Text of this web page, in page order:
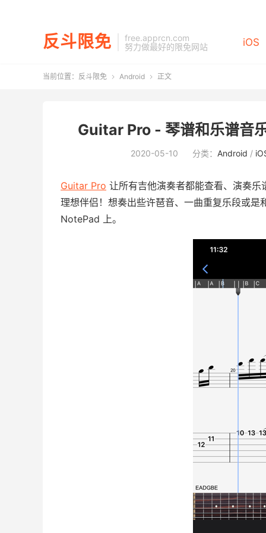
反斗限免
free.apprcn.com
努力做最好的限免网站
iOS
当前位置： 反斗限免  Android  正文
Guitar Pro - 琴谱和乐谱
2020-05-10 分类： Android /
Guitar Pro 让所有吉他演奏者都能查看、演奏
理想伴侣！想奏出些许琶音、一曲重复乐段或
NotePad 上。